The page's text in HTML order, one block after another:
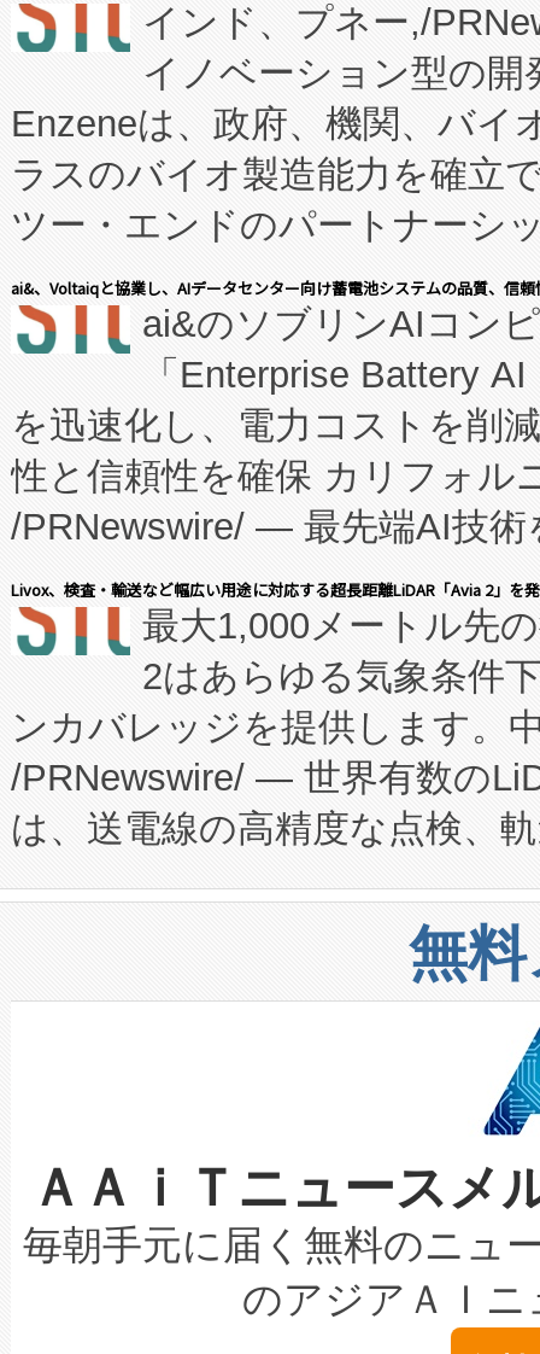
インド、プネー,/
イノベーション型の
Enzeneは、政府、機関、バイ
ラスのバイオ製造能力を確立
ツー・エンドのパートナーシ
表しました。 同社の実績ある
manufacturing™ (FCCM™) プ
たNeXは、バイオ医薬品製造
従来のフェッドバッチ施設の
に、患者やサプライチェーン
キー方式で拡張性が高く、持
す。FCCM‑を活用した現地生
患者にとっての費用負担を大
のアクセスを大幅に拡大する
Fully-Connected Continuous
プログラムには、施設設計・
に関する技術移転および知的
構造化トレーニングカリキュ
上げおよび商用化段階におけ
設備整備および立ち上げ調整
加組織は、Enzeneのバイオ
選定された製品について、自
取得できる可能性もあります
設には、3億～4億ドルかか
最高経営責任者（CEO）であ
す。「当社のfully-connected
ームを利用すれば、6,000万
ai&、Voltaiqと協業し、AIデータセンター向け蓄電池システムの品質、信
ai&のソブリンAIコン
「Enterprise Battery
を迅速化し、電力コストを削
性と信頼性を確保 カリフォル
/PRNewswire/ — 最先端AI技術
会社エーアイ・アンド：本社
President原信平）と、エンタ
ードするVoltaiqは、日本にあ
ーエネルギー貯蔵システム（
た。 Voltaiq独自のAI搭載プラ
定、統合、導入、運用に至る
安全性を追跡し、確保する事
増加しているデータセンター
る電力網に大きな負担をかけ
事業者の負担軽減という課題
系統連系を迅速にし、ピーク
限を超えて利用可能な電力容
持できるよう貢献します。こ
ービスレベル契約（SLA）違
テリー性能の劣化によるダウ
念は、現在データセンターが
Livox、検査・輸送など幅広い用途に対応する超長距離LiDAR「Avia 2」を
最大1,000メートル先
2はあらゆる気象条件
ンカバレッジを提供します。
/PRNewswire/ — 世界有数の
は、送電線の高精度な点検、
や穀物倉庫におけるバルク材
リューション「Avia 2」を発
したAvia 2は、1,000メート
狭視野のFOVを切り替えるこ
ケーブル、枝などの細かな対
なレーザースポットにより、
な環境下でも豊かなディテー
キロメートル範囲を検出
LiDAR for Inspections,
は1535 nmレーザーを搭載。
無
ＡＡｉＴニュース
毎朝手元に届く無料のニュ
のアジアＡＩ